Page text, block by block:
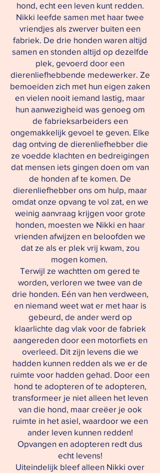
hond, echt een leven kunt redden.
Nikki leefde samen met haar twee
vriendjes als zwerver buiten een
fabriek. De drie honden waren altijd
samen en stonden altijd op dezelfde
plek, gevoerd door een
dierenliefhebbende medewerker. Ze
bemoeiden zich met hun eigen zaken
en vielen nooit iemand lastig, maar
hun aanwezigheid was genoeg om
de fabrieksarbeiders een
ongemakkelijk gevoel te geven. Elke
dag ontving de dierenliefhebber die
ze voedde klachten en bedreigingen
dat mensen iets gingen doen om van
de honden af te komen. De
dierenliefhebber ons om hulp, maar
omdat onze opvang te vol zat, en we
weinig aanvraag krijgen voor grote
honden, moesten we Nikki en haar
vrienden afwijzen en beloofden we
dat ze als er plek vrij kwam, zou
mogen komen.
Terwijl ze wachtten om gered te
worden, verloren we twee van de
drie honden. Eén van hen verdween,
en niemand weet wat er met haar is
gebeurd, de ander werd op
klaarlichte dag vlak voor de fabriek
aangereden door een motorfiets en
overleed. Dit zijn levens die we
hadden kunnen redden als we er de
ruimte voor hadden gehad. Door een
hond te adopteren of te adopteren,
transformeer je niet alleen het leven
van die hond, maar creëer je ook
ruimte in het asiel, waardoor we een
ander leven kunnen redden!
Opvangen en adopteren redt dus
echt levens!
Uiteindelijk bleef alleen Nikki over